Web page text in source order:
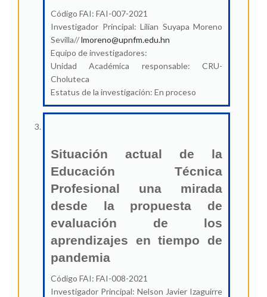
Código FAI: FAI-007-2021
Investigador Principal: Lilian Suyapa Moreno
Sevilla//lmoreno@upnfm.edu.hn
Equipo de investigadores:
Unidad Académica responsable: CRU-
Choluteca
Estatus de la investigación: En proceso
Situación actual de la
Educación Técnica
Profesional una mirada
desde la propuesta de
evaluación de los
aprendizajes en tiempo de
pandemia
Código FAI: FAI-008-2021
Investigador Principal: Nelson Javier Izaguirre